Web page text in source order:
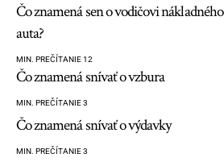
Čo znamená sen o vodičovi nákladného
auta?
MIN. PREČÍTANIE 12
Čo znamená snívať o vzbura
MIN. PREČÍTANIE 3
Čo znamená snívať o výdavky
MIN. PREČÍTANIE 3